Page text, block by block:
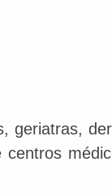
geriatras,